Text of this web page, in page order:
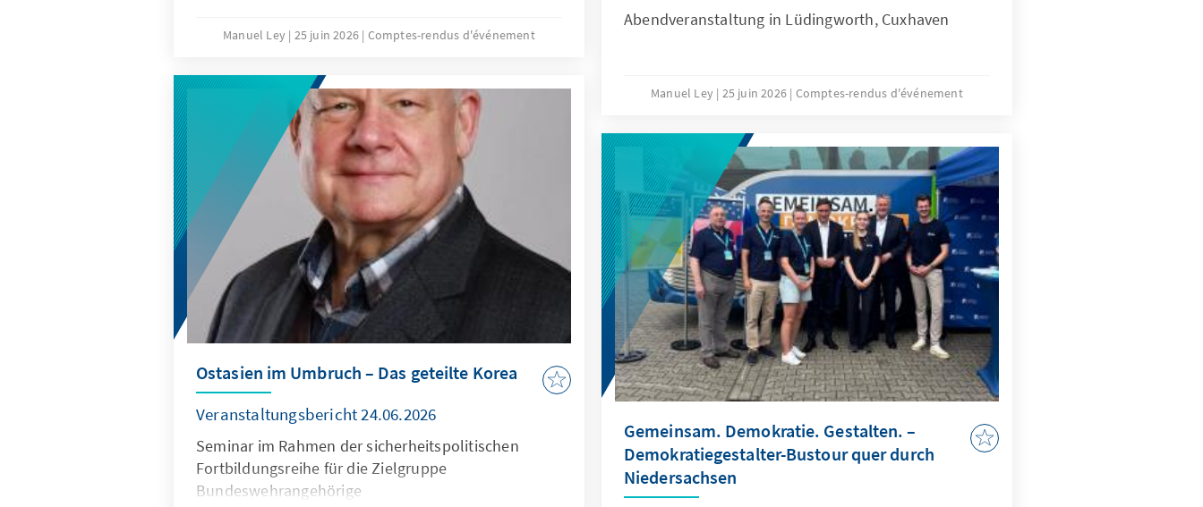
Manuel Ley 25 juin 2026 Comptes-rendus d'événement
Abendveranstaltung in Lüdingworth, Cuxhaven
Manuel Ley 25 juin 2026 Comptes-rendus d'événement
Ostasien im Umbruch – Das geteilte Korea
Veranstaltungsbericht 24.06.2026
Seminar im Rahmen der sicherheitspolitischen
Fortbildungsreihe für die Zielgruppe
Bundeswehrangehörige
Gemeinsam. Demokratie. Gestalten. –
Demokratiegestalter-Bustour quer durch
Niedersachsen